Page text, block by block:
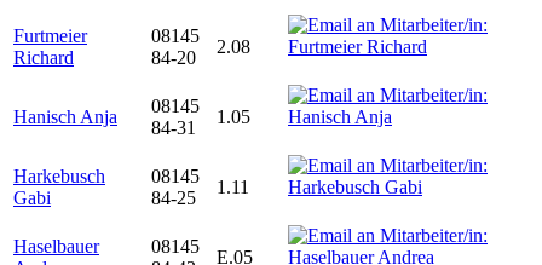
Furtmeier
Richard
08145
84-20
2.08
Hanisch Anja
08145
84-31
1.05
Harkebusch
Gabi
08145
84-25
1.11
Haselbauer
08145
E.05